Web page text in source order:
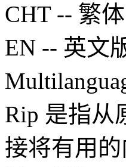
CHT -- 繁
EN -- 英文
Rip 是指从
接将有用